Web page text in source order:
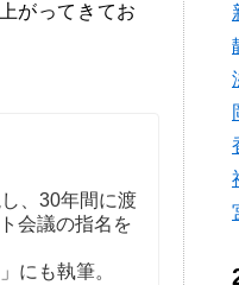
がってきてお
、30年間に渡
会議の指名を
にも執筆。